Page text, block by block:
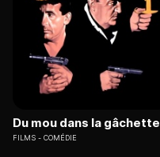
Du mou dans la gâchette
FILMS COMÉDIE